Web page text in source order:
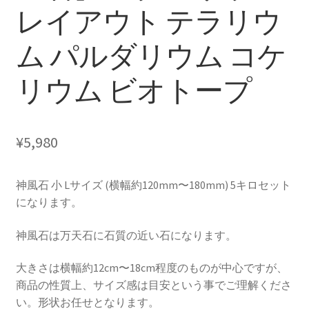
レイアウト テラリウ
ム パルダリウム コケ
リウム ビオトープ
¥5,980
神風石 小 Lサイズ (横幅約120mm〜180mm) 5キロセット
になります。
神風石は万天石に石質の近い石になります。
大きさは横幅約12cm〜18cm程度のものが中心ですが、
商品の性質上、サイズ感は目安という事でご理解くださ
い。形状お任せとなります。